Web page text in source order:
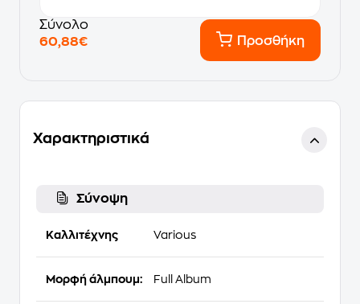
Σύνολο
60,88€
Προσθήκη
Χαρακτηριστικά
Σύνοψη
Καλλιτέχνης Various
Μορφή άλμπουμ: Full Album